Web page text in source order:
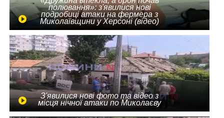
полювання»: з'явилися нові
подробиці атаки на фермера з
Миколаївщини у Херсоні (відео)
З'явилися нові фото та відео з
місця нічної атаки по Миколаєву